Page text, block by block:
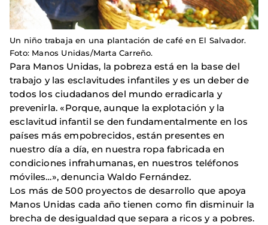
Un niño trabaja en una plantación de café en El Salvador.
Foto: Manos Unidas/Marta Carreño.
Para Manos Unidas, la pobreza está en la base del
trabajo y las esclavitudes infantiles y es un deber de
todos los ciudadanos del mundo erradicarla y
prevenirla. «Porque, aunque la explotación y la
esclavitud infantil se den fundamentalmente en los
países más empobrecidos, están presentes en
nuestro día a día, en nuestra ropa fabricada en
condiciones infrahumanas, en nuestros teléfonos
móviles…», denuncia Waldo Fernández.
Los más de 500 proyectos de desarrollo que apoya
Manos Unidas cada año tienen como fin disminuir la
brecha de desigualdad que separa a ricos y a pobres.